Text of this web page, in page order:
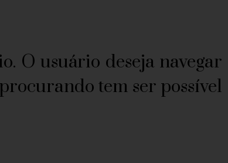
O usuário deseja navegar
tem ser possível